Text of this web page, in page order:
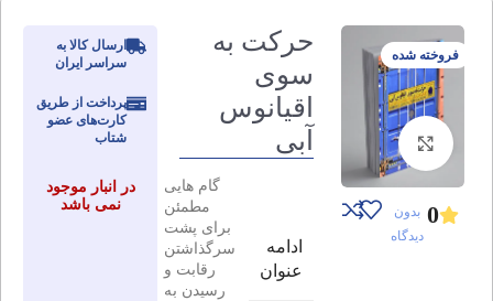
فروخته شده
برای بزرگنمایی کلیک کنید
0 بدون
دیدگاه
حرکت به
سوی
اقیانوس
آبی
ادامه
عنوان
گام هایی
مطمئن
برای پشت
سرگذاشتن
رقابت و
رسیدن به
ارسال کالا به
سراسر ایران
پرداخت از طریق
کارت‌های عضو
شتاب
در انبار موجود
نمی باشد